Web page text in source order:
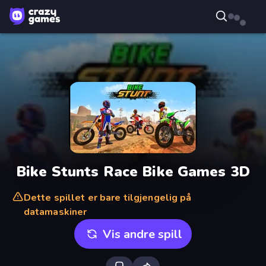
Bike Stunts Race Bike Games 3D
Dette spillet er bare tilgjengelig på
datamaskiner
Vis andre spill